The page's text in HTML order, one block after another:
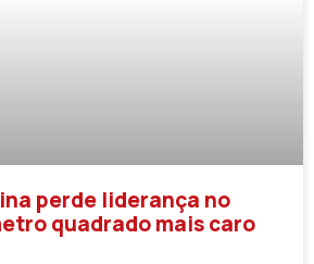
perde liderança no
quadrado mais caro